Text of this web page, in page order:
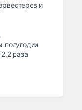
и
полугодии
раза